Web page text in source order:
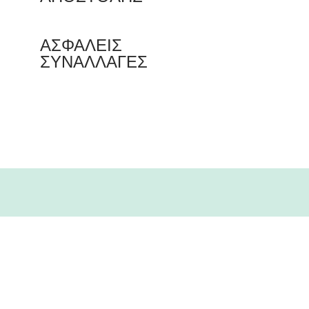
ΑΣΦΑΛΕΙΣ
ΣΥΝΑΛΛΑΓΕΣ